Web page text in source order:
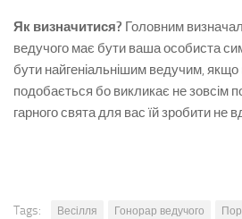
Як визначитися? Головним
ведучого має бути ваша особиста
бути найгеніальнішим ведучим,
подобається бо викликає не зовсім
гарного свята для вас їй зробити не
Tags: Весілля Гонорар ведучого